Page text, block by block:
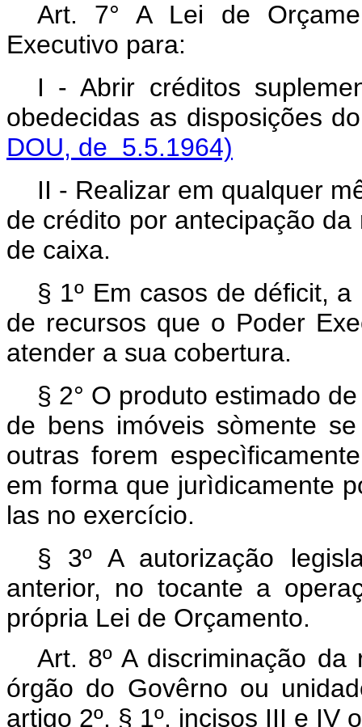
Art. 7° A Lei de
Executivo para:
I - Abrir créditos
obedecidas as
DOU, de 5.5.1964)
II - Realizar em qualquer
de crédito por antecipação
de caixa.
§ 1º Em casos de déficit,
de recursos que o Poder
atender a sua cobertura.
§ 2° O produto estimado
de bens imóveis sòmente
outras forem
em forma que jurìdicamente
las no exercício.
§ 3º A autorização
anterior, no tocante a
própria Lei de Orçamento.
Art. 8º A discriminação
órgão do Govêrno ou
artigo 2º, § 1º, incisos III e IV